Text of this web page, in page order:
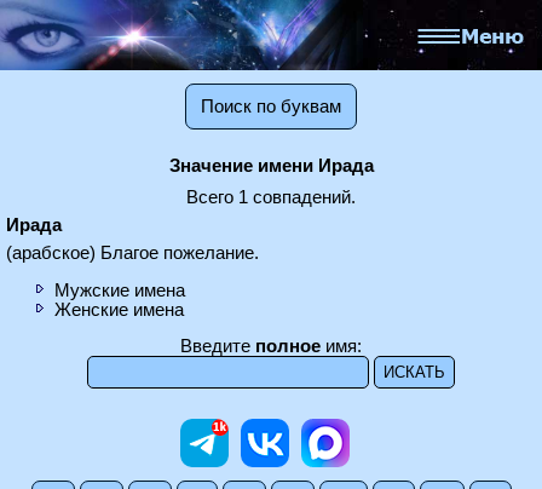
Поиск по буквам
Значение имени Ирада
Всего 1 совпадений.
Ирада
(арабское) Благое пожелание.
Мужские имена
Женские имена
Введите полное имя: